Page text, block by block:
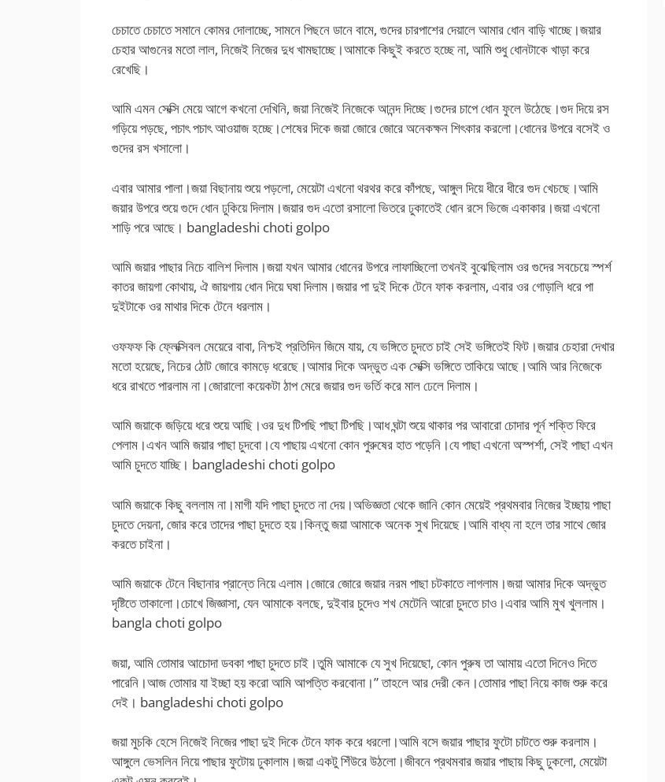
চেচাতে চেচাতে সমানে কোমর দোলাচ্ছে, সামনে পিছনে ডানে বামে, গুদের চারপাশের দেয়ালে আমার ধোন বাড়ি খাচ্ছে।জয়ার
চেহার আগুনের মতো লাল, নিজেই নিজের দুধ খামছাচ্ছে।আমাকে কিছুই করতে হচ্ছে না, আমি শুধু ধোনটাকে খাড়া করে
রেখেছি।
আমি এমন সেক্সি মেয়ে আগে কখনো দেখিনি, জয়া নিজেই নিজেকে আনন্দ দিচ্ছে।গুদের চাপে ধোন ফুলে উঠেছে।গুদ দিয়ে রস
গড়িয়ে পড়ছে, পচাৎ পচাৎ আওয়াজ হচ্ছে।শেষের দিকে জয়া জোরে জোরে অনেকক্ষন শিৎকার করলো।ধোনের উপরে বসেই ও
গুদের রস খসালো।
এবার আমার পালা।জয়া বিছানায় শুয়ে পড়লো, মেয়েটা এখনো থরথর করে কাঁপছে, আঙ্গুল দিয়ে ধীরে ধীরে গুদ খেচছে।আমি
জয়ার উপরে শুয়ে গুদে ধোন ঢুকিয়ে দিলাম।জয়ার গুদ এতো রসালো ভিতরে ঢুকাতেই ধোন রসে ভিজে একাকার।জয়া এখনো
শাড়ি পরে আছে। bangladeshi choti golpo
আমি জয়ার পাছার নিচে বালিশ দিলাম।জয়া যখন আমার ধোনের উপরে লাফাচ্ছিলো তখনই বুঝেছিলাম ওর গুদের সবচেয়ে স্পর্শ
কাতর জায়গা কোথায়, ঐ জায়গায় ধোন দিয়ে ঘষা দিলাম।জয়ার পা দুই দিকে টেনে ফাক করলাম, এবার ওর গোড়ালি ধরে পা
দুইটাকে ওর মাথার দিকে টেনে ধরলাম।
ওফফফ কি ফ্লেক্সিবল মেয়েরে বাবা, নিশ্চই প্রতিদিন জিমে যায়, যে ভঙ্গিতে চুদতে চাই সেই ভঙ্গিতেই ফিট।জয়ার চেহারা দেখার
মতো হয়েছে, নিচের ঠোট জোরে কামড়ে ধরেছে।আমার দিকে অদ্ভুত এক সেক্সি ভঙ্গিতে তাকিয়ে আছে।আমি আর নিজেকে
ধরে রাখতে পারলাম না।জোরালো কয়েকটা ঠাপ মেরে জয়ার গুদ ভর্তি করে মাল ঢেলে দিলাম।
আমি জয়াকে জড়িয়ে ধরে শুয়ে আছি।ওর দুধ টিপছি পাছা টিপছি।আধ ঘন্টা শুয়ে থাকার পর আবারো চোদার পূর্ন শক্তি ফিরে
পেলাম।এখন আমি জয়ার পাছা চুদবো।যে পাছায় এখনো কোন পুরুষের হাত পড়েনি।যে পাছা এখনো অস্পর্শা, সেই পাছা এখন
আমি চুদতে যাচ্ছি। bangladeshi choti golpo
আমি জয়াকে কিছু বললাম না।মাগী যদি পাছা চুদতে না দেয়।অভিজ্ঞতা থেকে জানি কোন মেয়েই প্রথমবার নিজের ইচ্ছায় পাছা
চুদতে দেয়না, জোর করে তাদের পাছা চুদতে হয়।কিন্তু জয়া আমাকে অনেক সুখ দিয়েছে।আমি বাধ্য না হলে তার সাথে জোর
করতে চাইনা।
আমি জয়াকে টেনে বিছানার প্রান্তে নিয়ে এলাম।জোরে জোরে জয়ার নরম পাছা চটকাতে লাগলাম।জয়া আমার দিকে অদ্ভুত
দৃষ্টিতে তাকালো।চোখে জিজ্ঞাসা, যেন আমাকে বলছে, দুইবার চুদেও শখ মেটেনি আরো চুদতে চাও।এবার আমি মুখ খুললাম।
bangla choti golpo
জয়া, আমি তোমার আচোদা ডবকা পাছা চুদতে চাই।তুমি আমাকে যে সুখ দিয়েছো, কোন পুরুষ তা আমায় এতো দিনেও দিতে
পারেনি।আজ তোমার যা ইচ্ছা হয় করো আমি আপত্তি করবোনা।” তাহলে আর দেরী কেন।তোমার পাছা নিয়ে কাজ শুরু করে
দেই। bangladeshi choti golpo
জয়া মুচকি হেসে নিজেই নিজের পাছা দুই দিকে টেনে ফাক করে ধরলো।আমি বসে জয়ার পাছার ফুটো চাটতে শুরু করলাম।
আঙ্গুলে ভেসলিন নিয়ে পাছার ফুটোয় ঢুকালাম।জয়া একটু শিঁউরে উঠলো।জীবনে প্রথমবার জয়ার পাছায় কিছু ঢুকলো, মেয়েটা